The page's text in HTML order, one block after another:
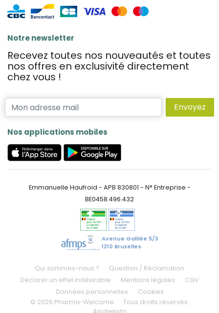
Notre newsletter
Recevez toutes nos nouveautés et toutes
nos offres en exclusivité directement
chez vous !
Envoyez
Nos applications mobiles
Emmanuelle Haufroid - APB 830801 - N° Entreprise -
BE0458.496.432
Avenue Galilée 5/3
1210 Bruxelles
Qui sommes-nous ?
Question / Réclamation
Déclarer un effet indésirable
Mentions légales
CGV
Données personnelles
Cookies
© 2026 Pharma-Welcome
Tous droits réservés.
Apotekisto